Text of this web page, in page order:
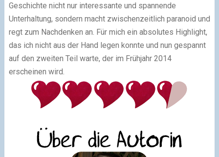
Geschichte nicht nur interessante und spannende
Unterhaltung, sondern macht zwischenzeitlich paranoid und
regt zum Nachdenken an. Für mich ein absolutes Highlight,
das ich nicht aus der Hand legen konnte und nun gespannt
auf den zweiten Teil warte, der im Frühjahr 2014
erscheinen wird.